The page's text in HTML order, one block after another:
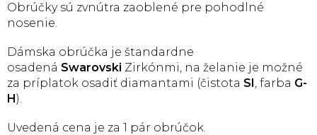
Obrúčky sú zvnútra zaoblené pre pohodlné
nosenie.
Dámska obrúčka je štandardne
osadená Swarovski Zirkónmi, na želanie je možné
za príplatok osadiť diamantami (čistota SI, farba G-
H).
Uvedená cena je za 1 pár obrúčok.